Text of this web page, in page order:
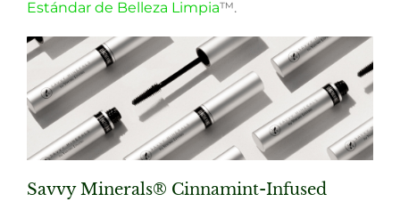
Estándar de Belleza Limpia™.
Savvy Minerals® Cinnamint-Infused